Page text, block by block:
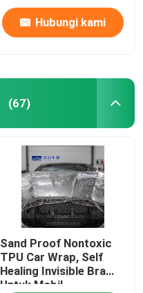
Hubungi kami
(67)
Sand Proof Nontoxic
TPU Car Wrap, Self
Healing Invisible Bra
Untuk Mobil